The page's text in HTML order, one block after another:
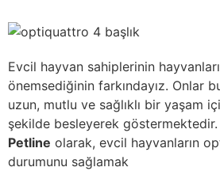
Evcil hayvan sahiplerinin
önemsediğinin farkındayız. Onlar bu
uzun, mutlu ve sağlıklı bir yaşam
şekilde besleyerek göstermektedir.
Petline olarak, evcil hayvanların
durumunu sağlamak